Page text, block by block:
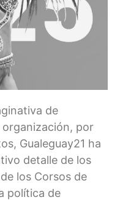
de
organización, por
Gualeguay21 ha
detalle de los
los Corsos de
política de